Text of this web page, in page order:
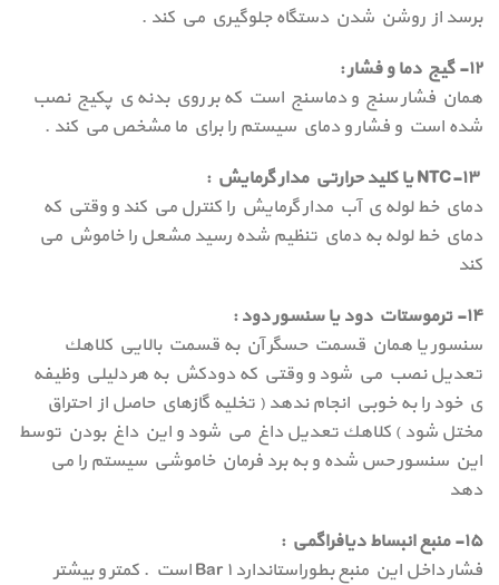
برسد از روشن شدن دستگاه جلوگيري مي كند .
۱۲- گيج دما و فشار :
همان فشار سنج و دماسنج است كه بر روي بدنه ي پكيج نصب
شده است و فشار و دماي سيستم را براي ما مشخص مي كند .
۱۳-NTC يا كليد حرارتي مدار گرمايش :
دماي خط لوله ي آب مدار گرمايش را كنترل مي كند و وقتي كه
دماي خط لوله به دماي تنظيم شده رسيد مشعل را خاموش مي
كند
۱۴- ترموستات دود يا سنسور دود :
سنسور يا همان قسمت حسگر آن به قسمت بالايي كلاهك
تعديل نصب مي شود و وقتي كه دودكش به هر دليلي وظيفه
ي خود را به خوبي انجام ندهد ( تخليه گازهاي حاصل از احتراق
مختل شود ) كلاهك تعديل داغ مي شود و اين داغ بودن توسط
اين سنسور حس شده و به برد فرمان خاموشي سيستم را مي
دهد
۱۵- منبع انبساط ديافراگمي :
فشار داخل اين منبع بطوراستاندارد Bar ۱ است . كمتر و بيشتر